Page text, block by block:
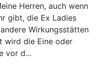
Herren, auch wenn
gibt, die Ex Ladies
Wirkungsstätten
wird die Eine oder
vor d...